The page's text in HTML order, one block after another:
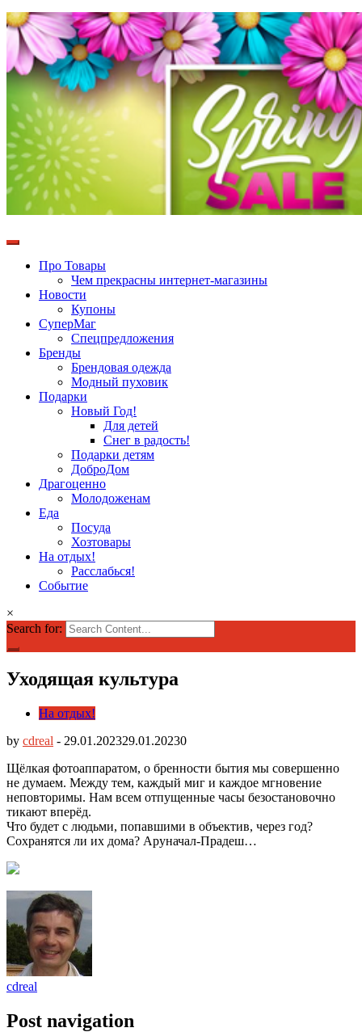
Про Товары
Чем прекрасны интернет-магазины
Новости
Купоны
СуперМаг
Спецпредложения
Бренды
Брендовая одежда
Модный пуховик
Подарки
Новый Год!
Для детей
Снег в радость!
Подарки детям
ДоброДом
Драгоценно
Молодоженам
Еда
Посуда
Хозтовары
На отдых!
Расслабься!
Событие
×
Search for:
Уходящая культура
На отдых!
by cdreal - 29.01.202329.01.20230
Щёлкая фотоаппаратом, о бренности бытия мы совершенно
не думаем. Между тем, каждый миг и каждое мгновение
неповторимы. Нам всем отпущенные часы безостановочно
тикают вперёд.
Что будет с людьми, попавшими в объектив, через год?
Сохранятся ли их дома? Аруначал-Прадеш…
cdreal
Post navigation